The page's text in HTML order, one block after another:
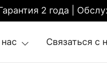
2 года |
Связаться с